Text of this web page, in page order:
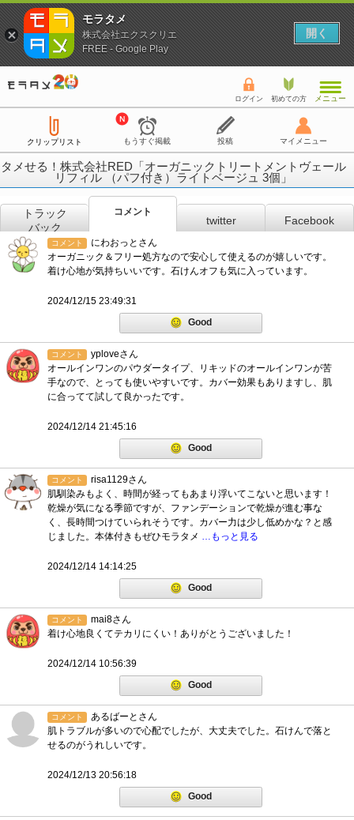
ログイン 初めての方 メニュー
クリップリスト もうすぐ掲載 投稿 マイメニュー
タメせる！株式会社RED「オーガニックトリートメントヴェール
リフィル （パフ付き）ライトベージュ 3個」
トラック
バック
コメント
twitter Facebook
コメント
にわおっとさん
オーガニック＆フリー処方なので安心して使えるのが嬉しいです。
着け心地が気持ちいいです。石けんオフも気に入っています。
2024/12/15 23:49:31
Good
コメント
yploveさん
オールインワンのパウダータイプ、リキッドのオールインワンが苦
手なので、とっても使いやすいです。カバー効果もありますし、肌
に合ってて試して良かったです。
2024/12/14 21:45:16
Good
コメント
risa1129さん
肌馴染みもよく、時間が経ってもあまり浮いてこないと思います！
乾燥が気になる季節ですが、ファンデーションで乾燥が進む事な
く、長時間つけていられそうです。カバー力は少し低めかな？と感
じました。本体付きもぜひモラタメ …もっと見る
2024/12/14 14:14:25
Good
コメント
mai8さん
着け心地良くてテカリにくい！ありがとうございました！
2024/12/14 10:56:39
Good
コメント
あるばーとさん
肌トラブルが多いので心配でしたが、大丈夫でした。石けんで落と
せるのがうれしいです。
2024/12/13 20:56:18
Good
モラタメ
株式会社エクスクリエ
FREE - Google Play
開く